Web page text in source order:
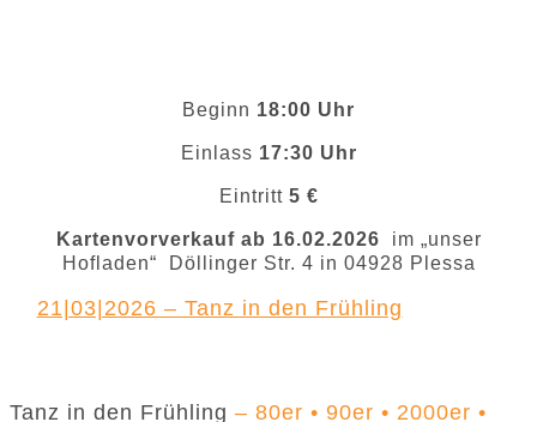
Beginn 18:00 Uhr
Einlass 17:30 Uhr
Eintritt 5 €
Kartenvorverkauf ab 16.02.2026 im „unser
Hofladen“ Döllinger Str. 4 in 04928 Plessa
21|03|2026 – Tanz in den Frühling
Tanz in den Frühling – 80er • 90er • 2000er •